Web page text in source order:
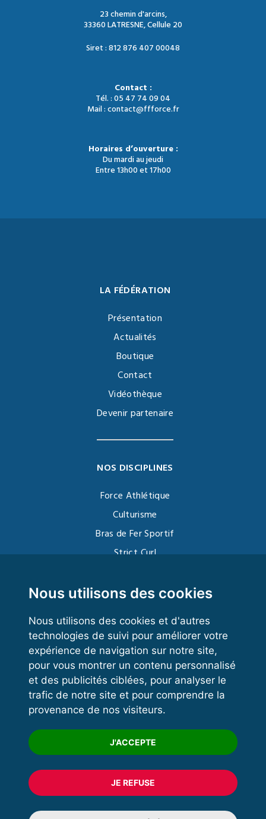
Nous utilisons des cookies
Nous utilisons des cookies et d'autres
technologies de suivi pour améliorer votre
expérience de navigation sur notre site,
pour vous montrer un contenu personnalisé
et des publicités ciblées, pour analyser le
trafic de notre site et pour comprendre la
provenance de nos visiteurs.
J'ACCEPTE
JE REFUSE
23 chemin d'arcins,
33360 LATRESNE, Cellule 20
Siret : 812 876 407 00048
Contact :
Tél. : 05 47 74 09 04
Mail : contact@ffforce.fr
Horaires d’ouverture :
Du mardi au jeudi
Entre 13h00 et 17h00
LA FÉDÉRATION
Présentation
Actualités
Boutique
Contact
Vidéothèque
Devenir partenaire
NOS DISCIPLINES
Force Athlétique
Culturisme
Bras de Fer Sportif
Strict Curl
Kettlebell
VOS ESPACES
Espace dirigeant
Espace licencié
Trouver un club
Formation
© 2020 FFFORCE Tous droits réservés
Mentions légales